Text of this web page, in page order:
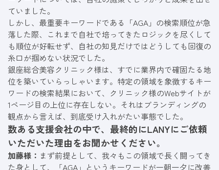
ていました。
しかし、最重要キーワードである「AGA」の検索順位が急
落した際、これまで自社で培ってきたロジックを尽くして
も順位が好転せず、自社の知見だけではどうしても回復の
糸口が掴めない状況でした。
銀座総合美容クリニック様は、すでに業界内で確固たる地
位を築いていらっしゃいます。特定の領域を象徴するキー
ワードの検索結果において、クリニック様のWebサイトが
1ページ目の上位に存在しない。それはブランディングの
観点から言えば、到底受け入れがたい事態でした。
数ある支援会社の中で、最終的にLANYにご依頼
いただいた理由をお聞かせください。
加藤様： まず前提として、我々もこの領域で長く闘ってき
た身として、「AGA」というキーワードが一朝一夕に改善